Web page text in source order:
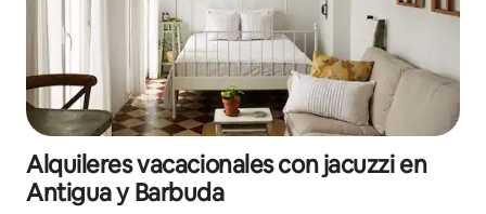
Alquileres vacacionales con jacuzzi en
Antigua y Barbuda